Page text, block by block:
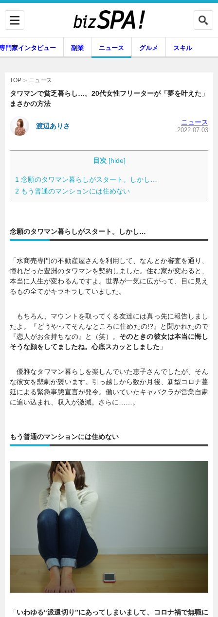
専門家インタビュー
暮らし
連載一覧
門家インタビュー 副業 ニュース グルメ スキル
TOP ニュース
タワマンで貧乏暮らし…。20代女性フリーターが「夢を叶えた」
まさかの方法
渡辺ありさ ニュース
2022.07.03
目次 [hide]
1 念願のタワマン暮らしがスタート。しかし…
2 もう普通のマンションには住めない
念願のタワマン暮らしがスタート。しかし…
「水商売専門の不動産屋さんを利用して、なんとか審査を通り、
憧れだった豊洲のタワマンを契約しました。住む家が変わると、
本当に人生が変わるんですよ。世界が一気に広がって、目に見え
るもの全てがキラキラしていました。
もちろん、マウントを取ってくる友達には真っ先に報告しまし
たよ。『どうやってそんなところに住めたの!?』と聞かれたので
『恋人がお金持ちなの』と（笑）。 そのときの彼女は本当に悔し
そうな顔をしてましたね。心底スカッとしました 」
優雅なタワマン暮らしを楽しんでいた恵子さんでしたが、そん
な彼女を悲劇が襲います。引っ越しから数か月後、新型コロナ蔓
延による緊急事態宣言が発令。働いていたキャバクラが営業自粛
に追い込まれ、収入が激減。さらに……。
もう普通のマンションには住めない
「いわゆる“派遣切り”にあってしまいまして、コロナ禍で無職に